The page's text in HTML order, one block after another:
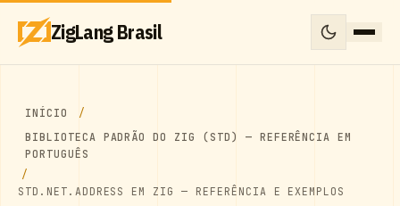
ZigLang Brasil
INÍCIO
BIBLIOTECA PADRÃO DO ZIG (STD) — REFERÊNCIA EM
PORTUGUÊS
STD.NET.ADDRESS EM ZIG — REFERÊNCIA E EXEMPLOS